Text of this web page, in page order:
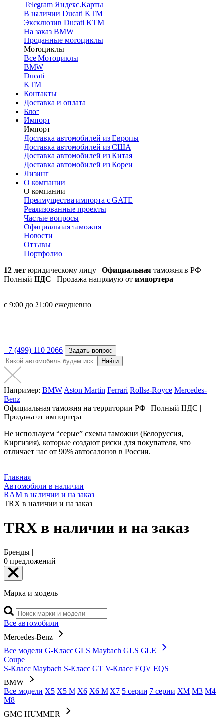
Telegram Яндекс.Карты
В наличии Ducati KTM
Эксклюзив Ducati KTM
На заказ BMW
Проданные мотоциклы
Мотоциклы
Все Мотоциклы
BMW
Ducati
KTM
Контакты
Доставка и оплата
Блог
Импорт
Импорт
Доставка автомобилей из Европы
Доставка автомобилей из США
Доставка автомобилей из Китая
Доставка автомобилей из Кореи
Лизинг
О компании
О компании
Преимущества импорта с GATE
Реализованные проекты
Частые вопросы
Официальная таможня
Новости
Отзывы
Портфолио
12 лет юридическому лицу | Официальная таможня в РФ |
Полный НДС | Продажа напрямую от импортера
с 9:00 до 21:00 ежедневно
+7 (499) 110 2066
Задать вопрос
Найти
Например: BMW Aston Martin Ferrari Rollse-Royce Mercedes-
Benz
Официальная таможня на территории РФ | Полный НДС |
Продажа от импортера
Не используем “серые” схемы таможни (Белоруссия,
Киргизия), которые создают риски для покупателя, что
отличает нас от 90% автосалонов в России.
Главная
Автомобили в наличии
RAM в наличии и на заказ
TRX в наличии и на заказ
TRX в наличии и на заказ
Бренды |
0 предложений
Марка и модель
Все автомобили
Mercedes-Benz
Все модели G-Класс GLS Maybach GLS GLE
Coupe
S-Класс Maybach S-Класс GT V-Класс EQV EQS
BMW
Все модели X5 X5 M X6 X6 M X7 5 серии 7 серии XM M3 M4
M8
GMC HUMMER